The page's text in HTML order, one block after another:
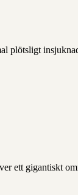
plötsligt
ett gigantiskt